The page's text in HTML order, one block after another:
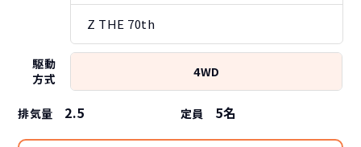
Z THE 70th
駆動
方式
4WD
排気量 2.5 定員 5名